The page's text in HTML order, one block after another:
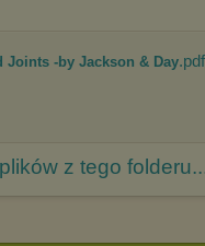
Joints -by Jackson & Day.pdf
z tego